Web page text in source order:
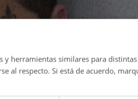
y herramientas similares para
al respecto. Si está de acuerdo,